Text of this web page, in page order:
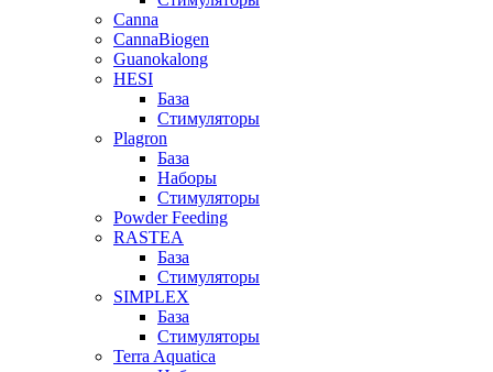
Canna
CannaBiogen
Guanokalong
HESI
База
Стимуляторы
Plagron
База
Наборы
Стимуляторы
Powder Feeding
RASTEA
База
Стимуляторы
SIMPLEX
База
Стимуляторы
Terra Aquatica